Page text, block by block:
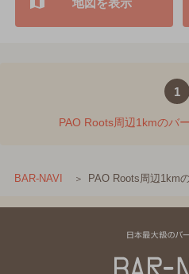
地図を表示
1
PAO Roots周辺1kmのバ
BAR-NAVI PAO Roots周辺1km